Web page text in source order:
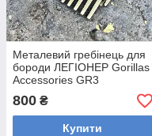
Металевий гребінець для
бороди ЛЕГІОНЕР Gorillas
Accessories GR3
800 ₴
Купити